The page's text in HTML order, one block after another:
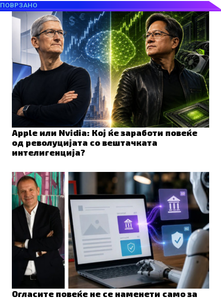
ПОВРЗАНО
Apple или Nvidia: Кој ќе заработи повеќе
од револуцијата со вештачката
интелигенција?
Огласите повеќе не се наменети само за